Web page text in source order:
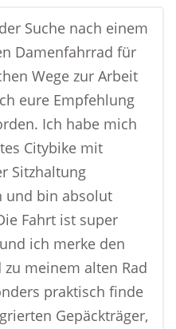
Suche nach einem
Damenfahrrad für
Wege zur Arbeit
eure Empfehlung
Ich habe mich
Citybike mit
Sitzhaltung
und bin absolut
Fahrt ist super
ich merke den
zu meinem alten Rad
praktisch finde
Gepäckträger,